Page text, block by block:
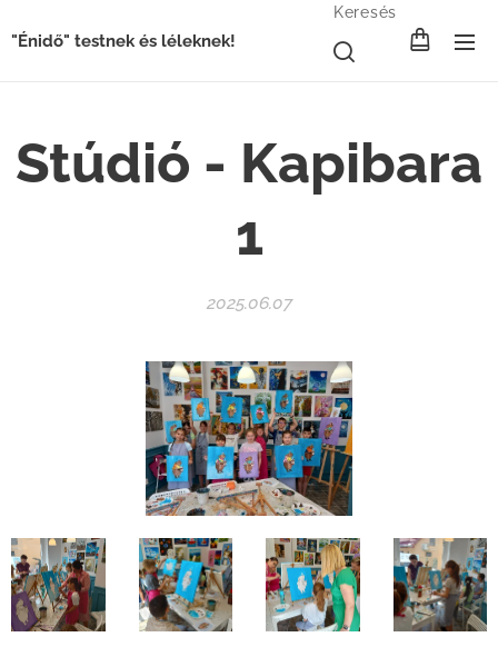
"Énidő" testnek és léleknek!
Keresés
Stúdió - Kapibara
1
2025.06.07